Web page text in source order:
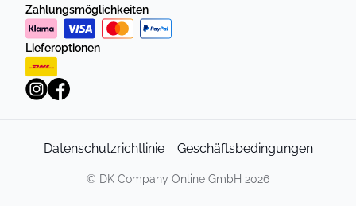
Zahlungsmöglichkeiten
Lieferoptionen
Datenschutzrichtlinie Geschäftsbedingungen
© DK Company Online GmbH 2026